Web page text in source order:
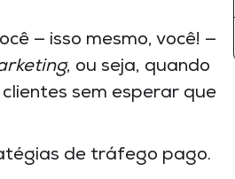
— isso mesmo, você! —
, ou seja, quando
sem esperar que
de tráfego pago.